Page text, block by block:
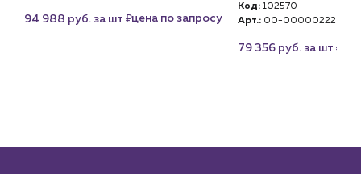
94 988 руб. за шт ₽цена по запросу
Код: 102570
Арт.: 00-00000222
79 356 руб. за шт₽